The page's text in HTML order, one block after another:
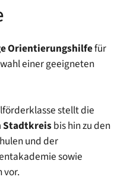
Orientierungshilfefür
einer geeigneten
stellt die
Stadtkreisbis hin zu den
und der
sowie
vor.